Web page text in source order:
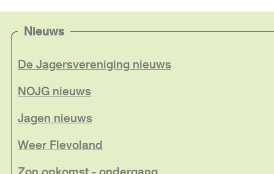
Nieuws
De Jagersvereniging nieuws
NOJG nieuws
Jagen nieuws
Weer Flevoland